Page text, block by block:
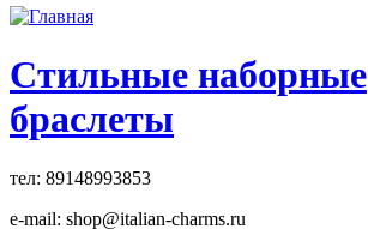
Стильные наборные
браслеты
тел: 89148993853
e-mail: shop@italian-charms.ru